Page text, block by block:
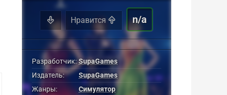
Нравится n/a
Разработчик: SupaGames
Издатель:
SupaGames
Жанры:
Симулятор